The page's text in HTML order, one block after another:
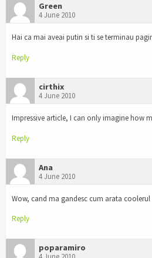
Green
4 June 2010
Hai ca mai aveai putin si ti se terminau
Reply
cirthix
4 June 2010
Impressive article, I can only imagine how
Reply
Ana
4 June 2010
Wow, cand ma gandesc cum arata coolerul
Reply
poparamiro